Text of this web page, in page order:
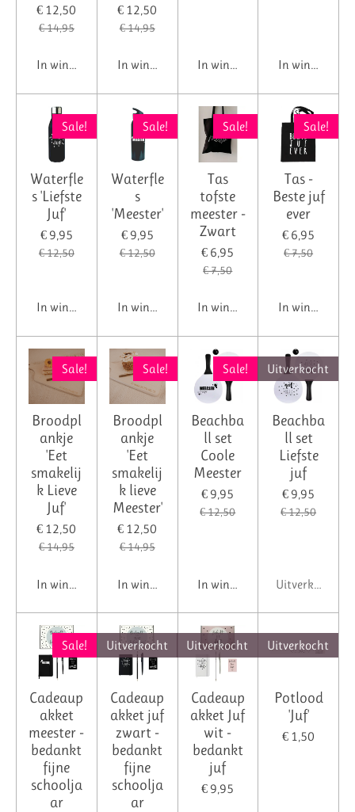
€ 12,50
€ 14,95
In winkelwagen
€ 12,50
€ 14,95
In winkelwagenIn winkelwagenIn
Sale!
Waterfle
s 'Liefste
Juf'
€ 9,95
€ 12,50
In winkelwagen
Sale!
Waterfle
s
'Meester'
€ 9,95
€ 12,50
In winkelwagen
Sale!
Tas
tofste
meester -
Zwart
€ 6,95
€ 7,50
In winkelwagen
Sale!
Tas -
Beste juf
ever
€ 6,95
€ 7,50
In
Sale!
Broodpl
ankje
'Eet
smakelij
k Lieve
Juf'
€ 12,50
€ 14,95
In winkelwagen
Sale!
Broodpl
ankje
'Eet
smakelij
k lieve
Meester'
€ 12,50
€ 14,95
In winkelwagen
Sale!
Beachba
ll set
Coole
Meester
€ 9,95
€ 12,50
In winkelwagen
Uitverkocht
Beachba
ll set
Liefste
juf
€ 9,95
€ 12,50
Uitverkocht
Sale!
Cadeaup
akket
meester -
bedankt
fijne
schoolja
ar
Uitverkocht
Cadeaup
akket juf
zwart -
bedankt
fijne
schoolja
ar
Uitverkocht
Cadeaup
akket Juf
wit -
bedankt
juf
€ 9,95
Uitverkocht
Potlood
'Juf'
€ 1,50